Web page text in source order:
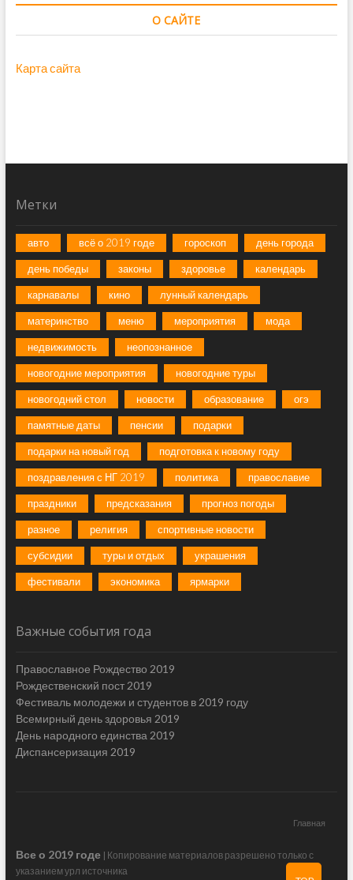
О САЙТЕ
Карта сайта
Метки
авто всё о 2019 годе гороскоп день города
день победы законы здоровье календарь
карнавалы кино лунный календарь
материнство меню мероприятия мода
недвижимость неопознанное
новогодние мероприятия новогодние туры
новогодний стол новости образование огэ
памятные даты пенсии подарки
подарки на новый год подготовка к новому году
поздравления с НГ 2019 политика православие
праздники предсказания прогноз погоды
разное религия спортивные новости
субсидии туры и отдых украшения
фестивали экономика ярмарки
Важные события года
Православное Рождество 2019
Рождественский пост 2019
Фестиваль молодежи и студентов в 2019 году
Всемирный день здоровья 2019
День народного единства 2019
Диспансеризация 2019
Главная
Все о 2019 годе | Копирование материалов разрешено только с
указанием урл источника